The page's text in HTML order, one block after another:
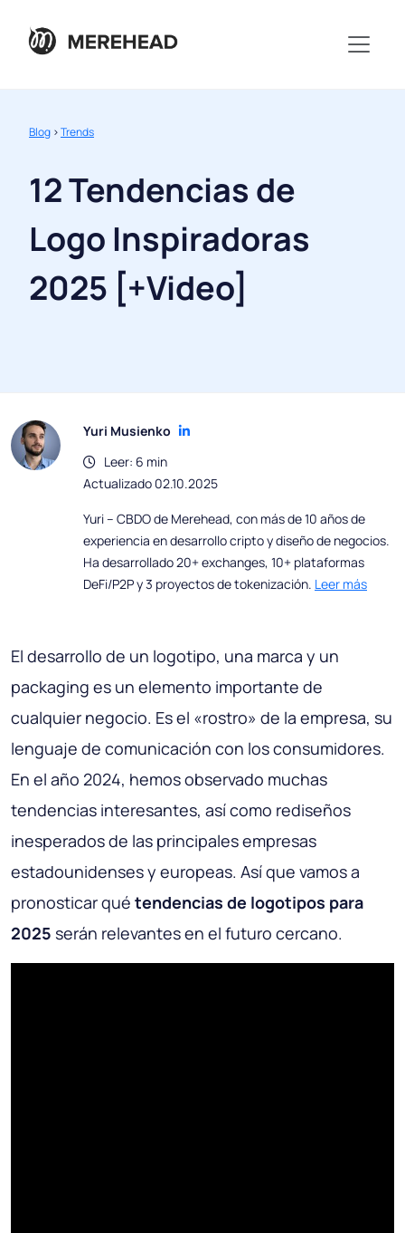
Blog >Trends
12 Tendencias de
Logo Inspiradoras
2025 [+Video]
Yuri Musienko
Leer: 6 min
Actualizado 02.10.2025
Yuri – CBDO de Merehead, con más de 10 años de
experiencia en desarrollo cripto y diseño de negocios.
Ha desarrollado 20+ exchanges, 10+ plataformas
DeFi/P2P y 3 proyectos de tokenización. Leer más
El desarrollo de un logotipo, una marca y un
packaging es un elemento importante de
cualquier negocio. Es el «rostro» de la empresa, su
lenguaje de comunicación con los consumidores.
En el año 2024, hemos observado muchas
tendencias interesantes, así como rediseños
inesperados de las principales empresas
estadounidenses y europeas. Así que vamos a
pronosticar qué tendencias de logotipos para
2025 serán relevantes en el futuro cercano.